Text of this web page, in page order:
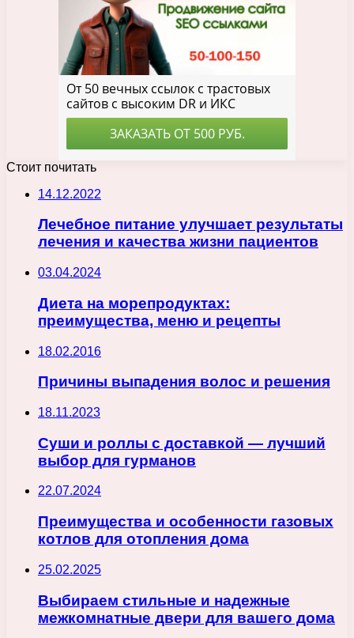
Стоит почитать
14.12.2022
Лечебное питание улучшает результаты
лечения и качества жизни пациентов
03.04.2024
Диета на морепродуктах:
преимущества, меню и рецепты
18.02.2016
Причины выпадения волос и решения
18.11.2023
Суши и роллы с доставкой — лучший
выбор для гурманов
22.07.2024
Преимущества и особенности газовых
котлов для отопления дома
25.02.2025
Выбираем стильные и надежные
межкомнатные двери для вашего дома